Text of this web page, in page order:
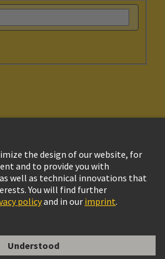
文
政策Terms of Use